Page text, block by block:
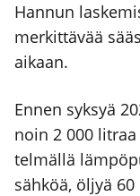
Han­nun
mer­kit­tä­vää
aikaan.
Ennen syk­syä
noin 2 000
tel­mäl­lä
säh­köä, öljyä